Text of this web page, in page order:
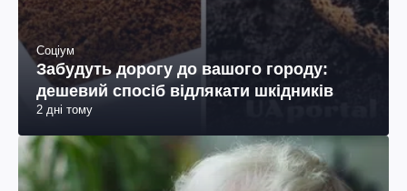
Соціум
Забудуть дорогу до вашого городу:
дешевий спосіб відлякати шкідників
2 дні тому